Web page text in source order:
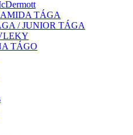
TÁGA
/ JUNIOR TÁGA
TÁGO